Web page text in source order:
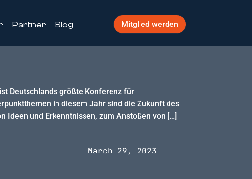
Partner Blog Mitglied werden
Deutschlands größte Konferenz für
in diesem Jahr sind die Zukunft des
Ideen und Erkenntnissen, zum Anstoßen von […]
March 29, 2023